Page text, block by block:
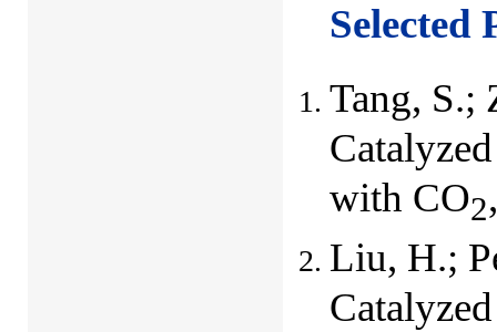
Selected
Tang, S.;
with CO2
Liu, H.;